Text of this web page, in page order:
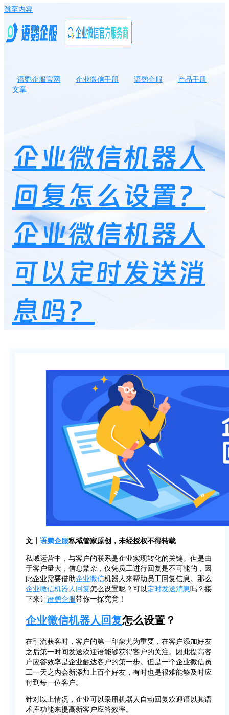
跳至内容
语鹦企服官网 企业微信手册 语鹦企服
产品手册
文章
企业微信机器人
回复怎么设置？
企业微信机器人
可以定时发送消
息吗？
文丨 语鹦企服私域管家原创，未经授权不得转载
私域运营中，与客户的联系是企业实现转化的关键。但是由
于客户量大，信息繁杂，仅凭员工进行回复是不可能的，因
此企业需要借助企业微信机器人来帮助员工回复信息。那么
企业微信机器人回复怎么设置呢？可以定时发送消息吗？接
下来让语鹦企服带你一探究竟！
企业微信机器人回复怎么设置？
在引流获客时，客户的第一印象尤为重要，在客户添加好友
之后第一时间发送欢迎语能够获得客户的关注。因此提高客
户应答效率是企业触达客户的第一步。但是一个企业微信员
工一天之内会新添加上百个好友，有时也是很难能够及时应
付到每一位客户。
针对以上情况，企业可以采用机器人自动回复欢迎语以其语
术库功能来提高新客户应答效率。